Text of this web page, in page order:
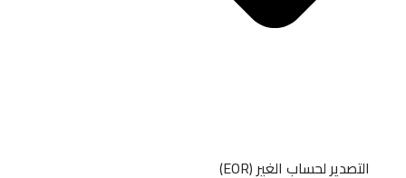
التصدير لحساب الغير (EOR)